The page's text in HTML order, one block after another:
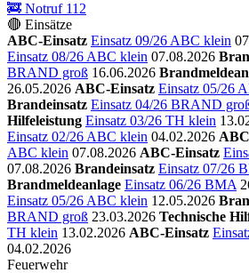
🚒 Notruf 112
🔴 Einsätze
ABC-Einsatz Einsatz 09/26 ABC klein
Einsatz 08/26 ABC klein 07.08.2026
BRAND groß 16.06.2026
26.05.2026 ABC-Einsatz Einsatz 05/26
Brandeinsatz Einsatz 04/26 BRAND
Hilfeleistung Einsatz 03/26 TH klein
Einsatz 02/26 ABC klein 04.02.2026
ABC klein 07.08.2026 ABC-Einsatz
07.08.2026 Brandeinsatz Einsatz 07/26
Brandmeldeanlage Einsatz 06/26 BMA
Einsatz 05/26 ABC klein 12.05.2026
BRAND groß 23.03.2026 Technische
TH klein 13.02.2026 ABC-Einsatz
04.02.2026
Feuerwehr